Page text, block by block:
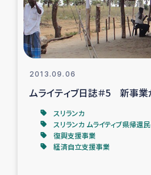
仮設住宅生活支援・
漁業復興
経済自立支
居場所づ
2013.09.06
ムライティブ日誌＃5 新事業
スリランカ
スリランカ ムライティブ県帰還
復興支援事業
経済自立支援事業